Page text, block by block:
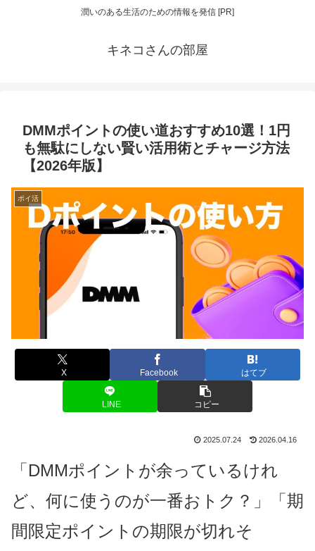
潤いのある生活のための情報を発信 [PR]
キネコさんの部屋
DMMポイントの使い道おすすめ10選！1円
も無駄にしない賢い活用術とチャージ方法
【2026年版】
ポイ活
X Facebook はてブ
LINE コピー
2025.07.24 2026.04.16
「DMMポイントが余っているけれ
ど、何に使うのが一番おトク？」「期
間限定ポイントの期限が切れそ